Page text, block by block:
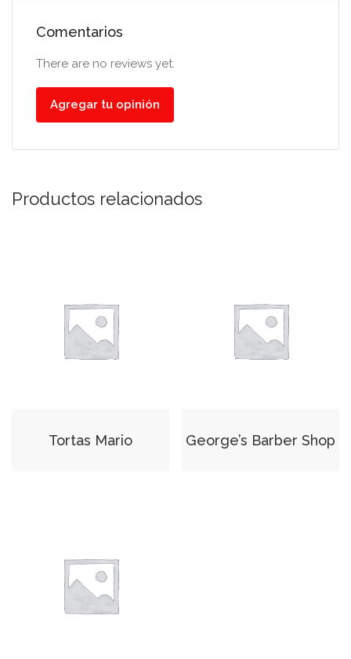
Comentarios
There are no reviews yet.
Agregar tu opinión
Productos relacionados
Tortas Mario George’s Barber Shop